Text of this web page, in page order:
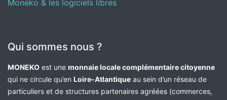
Moneko & les logiciels libres
Qui sommes nous ?
MONEKO est une monnaie locale complémentaire citoyenne
qui ne circule qu’en Loire-Atlantique au sein d’un réseau de
particuliers et de structures partenaires agréées (commerces,